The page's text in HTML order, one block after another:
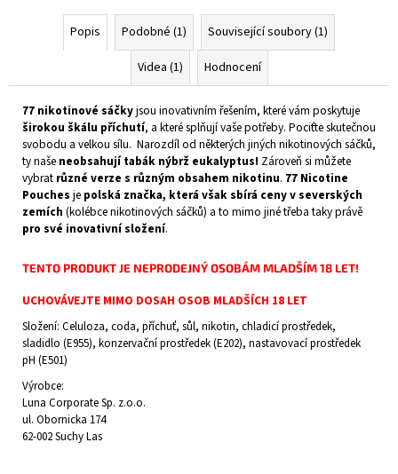
Popis Podobné (1)
Související soubory (1)
Videa (1)
Hodnocení
77 nikotinové sáčkyjsou inovativním řešením, které vám poskytuje
širokou škálu příchutí, a které splňují vaše potřeby. Pociťte skutečnou
svobodu a velkou sílu. Narozdíl od některých jiných nikotinových sáčků,
ty naše neobsahují tabák nýbrž eukalyptus! Zároveň si můžete
vybrat různé verze s různým obsahem nikotinu. 77 Nicotine
Pouches je polská značka, která však sbírá ceny v severských
zemích (kolébce nikotinových sáčků) a to mimo jiné třeba taky právě
pro své inovativní složení.
TENTO PRODUKT JE NEPRODEJNÝ OSOBÁM MLADŠÍM 18 LET!
UCHOVÁVEJTE MIMO DOSAH OSOB MLADŠÍCH 18 LET
Složení: Celuloza, coda, příchuť, sůl, nikotin, chladicí prostředek,
sladidlo (E955), konzervační prostředek (E202), nastavovací prostředek
pH (E501)
Výrobce:
Luna Corporate Sp. z.o.o.
ul. Obornicka 174
62-002 Suchy Las